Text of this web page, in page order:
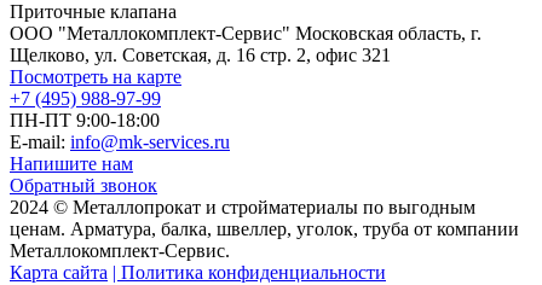
Приточные клапана
ООО "Металлокомплект-Сервис" Московская область, г.
Щелково, ул. Советская, д. 16 стр. 2, офис 321
Посмотреть на карте
+7 (495) 988-97-99
ПН-ПТ 9:00-18:00
E-mail: info@mk-services.ru
Напишите нам
Обратный звонок
2024 © Металлопрокат и стройматериалы по выгодным
ценам. Арматура, балка, швеллер, уголок, труба от компании
Металлокомплект-Сервис.
Карта сайта | Политика конфиденциальности